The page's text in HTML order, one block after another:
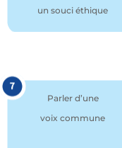
un souci éthique
Parler d’une
voix commune